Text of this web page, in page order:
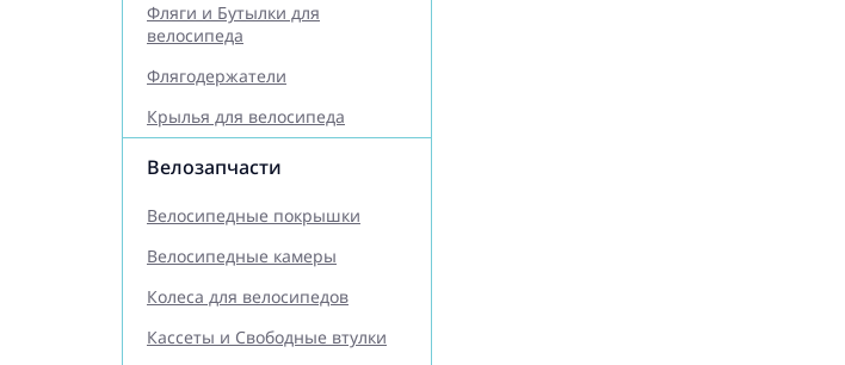
Фляги и Бутылки для
велосипеда
Флягодержатели
Крылья для велосипеда
Велозапчасти
Велосипедные покрышки
Велосипедные камеры
Колеса для велосипедов
Кассеты и Свободные втулки